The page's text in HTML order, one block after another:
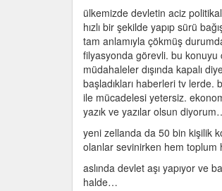
ülkemizde devletin aciz
hızlı bir şekilde yapıp sürü
tam anlamıyla çökmüş
filyasyonda görevli. bu
müdahaleler dışında kapalı
başladıkları haberleri tv
ile mücadelesi yetersiz.
yazık ve yazılar olsun
yeni zellanda da 50 bin kişilik
olanlar sevinirken hem toplum
aslında devlet aşı yapıyor ve
halde…